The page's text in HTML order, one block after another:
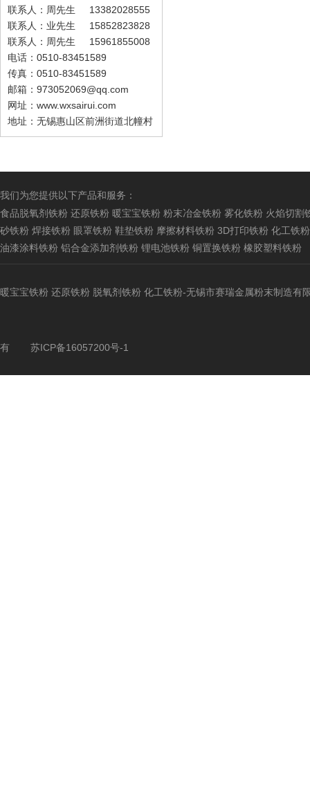
联系人：周先生 13382028555
联系人：业先生 15852823828
联系人：周先生 15961855008
电话：0510-83451589
传真：0510-83451589
邮箱：973052069@qq.com
网址：www.wxsairui.com
地址：无锡惠山区前洲街道北幢村
我们为您提供以下产品和服务：
食品脱氧剂铁粉 还原铁粉 暖宝宝铁粉 粉末冶金铁粉 雾化铁粉 火焰切割
砂铁粉 焊接铁粉 眼罩铁粉 鞋垫铁粉 摩擦材料铁粉 3D打印铁粉 化工铁粉
油漆涂料铁粉 铝合金添加剂铁粉 锂电池铁粉 铜置换铁粉 橡胶塑料铁粉
暖宝宝铁粉 还原铁粉 脱氧剂铁粉 化工铁粉-无锡市赛瑞金属粉末制造有
有 苏ICP备16057200号-1